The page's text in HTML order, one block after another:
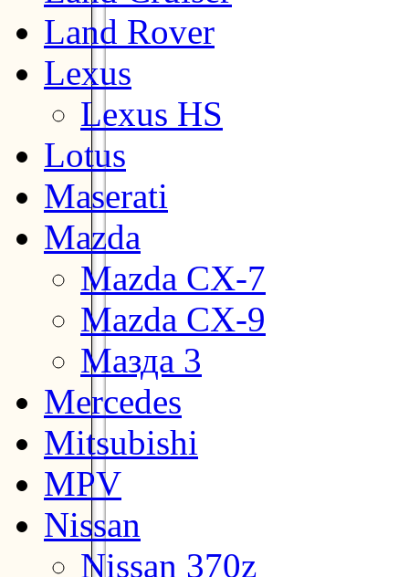
Land Rover
Lexus
Lexus HS
Lotus
Maserati
Mazda
Mazda CX-7
Mazda CX-9
Мазда 3
Mercedes
Mitsubishi
MPV
Nissan
Nissan 370z